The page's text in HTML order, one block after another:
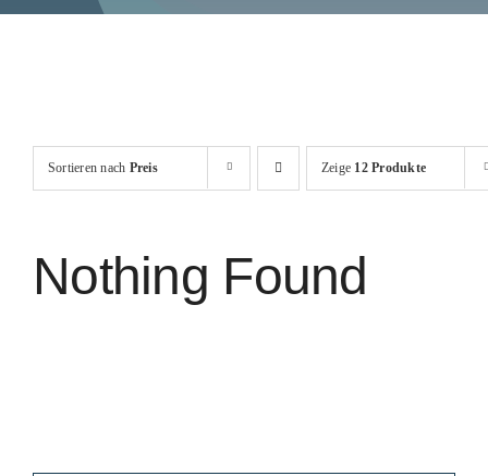
Sortieren nach Preis Zeige 12 Produkte
Nothing Found